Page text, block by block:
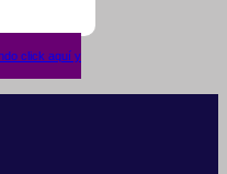
click aquí y